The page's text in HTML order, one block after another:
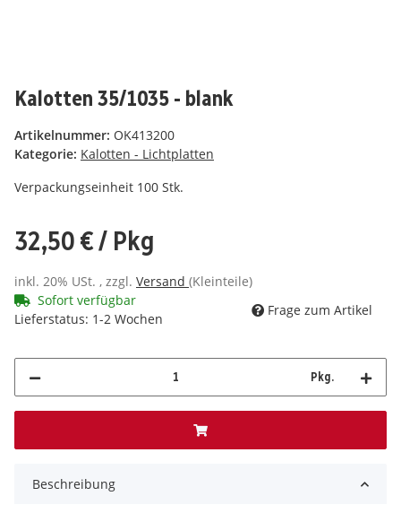
Kalotten 35/1035 - blank
Artikelnummer: OK413200
Kategorie: Kalotten - Lichtplatten
Verpackungseinheit 100 Stk.
32,50 €/ Pkg
inkl. 20% USt. , zzgl. Versand (Kleinteile)
Sofort verfügbar
Lieferstatus: 1-2 Wochen
Frage zum Artikel
Pkg.
Beschreibung